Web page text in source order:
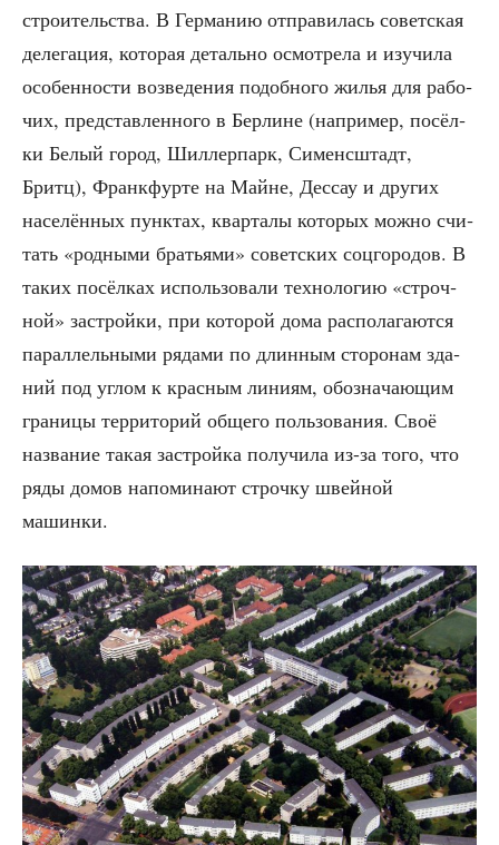
стро­и­тель­ства. В Гер­ма­нию отпра­ви­лась совет­ская
деле­га­ция, кото­рая деталь­но осмот­ре­ла и изу­чи­ла
осо­бен­но­сти воз­ве­де­ния подоб­но­го жилья для рабо­
чих, пред­став­лен­но­го в Бер­лине (напри­мер, посёл­
ки Белый город, Шил­лер­парк, Симен­сштадт,
Бритц), Франк­фур­те на Майне, Дес­сау и дру­гих
насе­лён­ных пунк­тах, квар­та­лы кото­рых мож­но счи­
тать «род­ны­ми бра­тья­ми» совет­ских соц­го­ро­дов. В
таких посёл­ках исполь­зо­ва­ли тех­но­ло­гию «строч­
ной» застрой­ки, при кото­рой дома рас­по­ла­га­ют­ся
парал­лель­ны­ми ряда­ми по длин­ным сто­ро­нам зда­
ний под углом к крас­ным лини­ям, обо­зна­ча­ю­щим
гра­ни­цы тер­ри­то­рий обще­го поль­зо­ва­ния. Своё
назва­ние такая застрой­ка полу­чи­ла из-за того, что
ряды домов напо­ми­на­ют строч­ку швей­ной
машинки.